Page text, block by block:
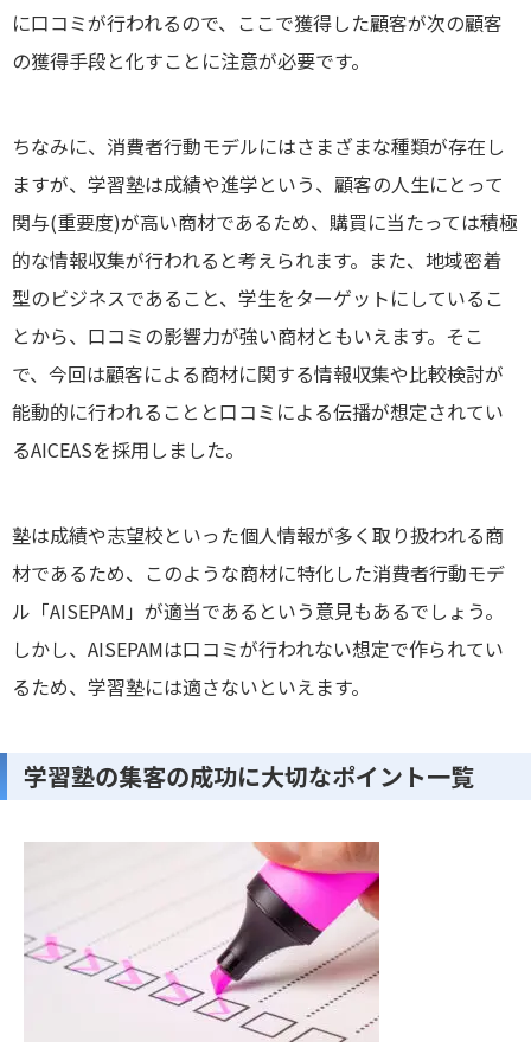
に口コミが行われるので、ここで獲得した顧客が次の顧客
の獲得手段と化すことに注意が必要です。
ちなみに、消費者行動モデルにはさまざまな種類が存在し
ますが、学習塾は成績や進学という、顧客の人生にとって
関与(重要度)が高い商材であるため、購買に当たっては積極
的な情報収集が行われると考えられます。また、地域密着
型のビジネスであること、学生をターゲットにしているこ
とから、口コミの影響力が強い商材ともいえます。そこ
で、今回は顧客による商材に関する情報収集や比較検討が
能動的に行われることと口コミによる伝播が想定されてい
るAICEASを採用しました。
塾は成績や志望校といった個人情報が多く取り扱われる商
材であるため、このような商材に特化した消費者行動モデ
ル「AISEPAM」が適当であるという意見もあるでしょう。
しかし、AISEPAMは口コミが行われない想定で作られてい
るため、学習塾には適さないといえます。
学習塾の集客の成功に大切なポイント一覧